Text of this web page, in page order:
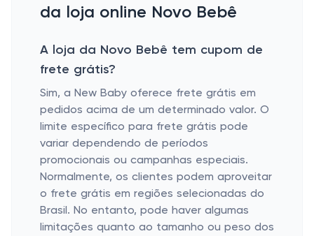
da loja online Novo Bebê
A loja da Novo Bebê tem cupom de
frete grátis?
Sim, a New Baby oferece frete grátis em
pedidos acima de um determinado valor. O
limite específico para frete grátis pode
variar dependendo de períodos
promocionais ou campanhas especiais.
Normalmente, os clientes podem aproveitar
o frete grátis em regiões selecionadas do
Brasil. No entanto, pode haver algumas
limitações quanto ao tamanho ou peso dos